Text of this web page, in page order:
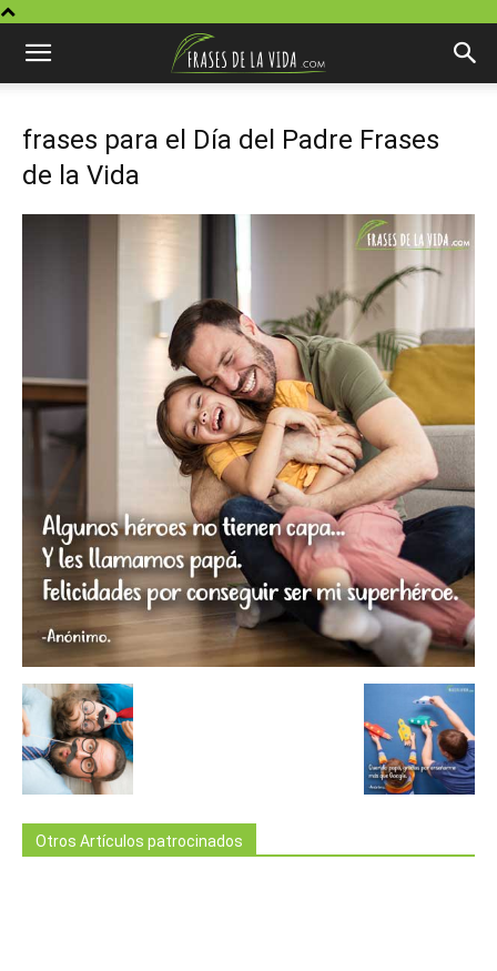
frases para el Día del Padre Frases
de la Vida
Otros Artículos patrocinados